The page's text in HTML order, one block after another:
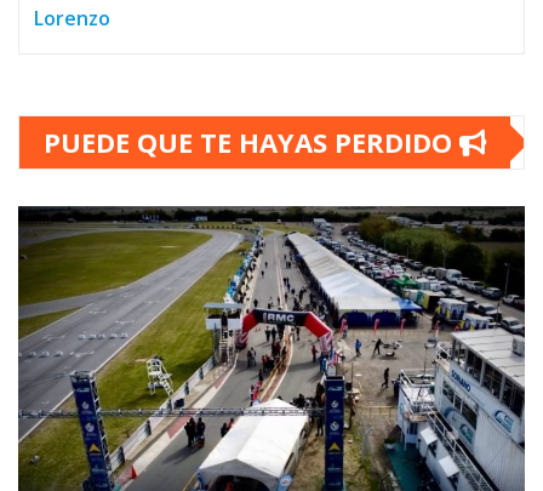
Lorenzo
PUEDE QUE TE HAYAS PERDIDO